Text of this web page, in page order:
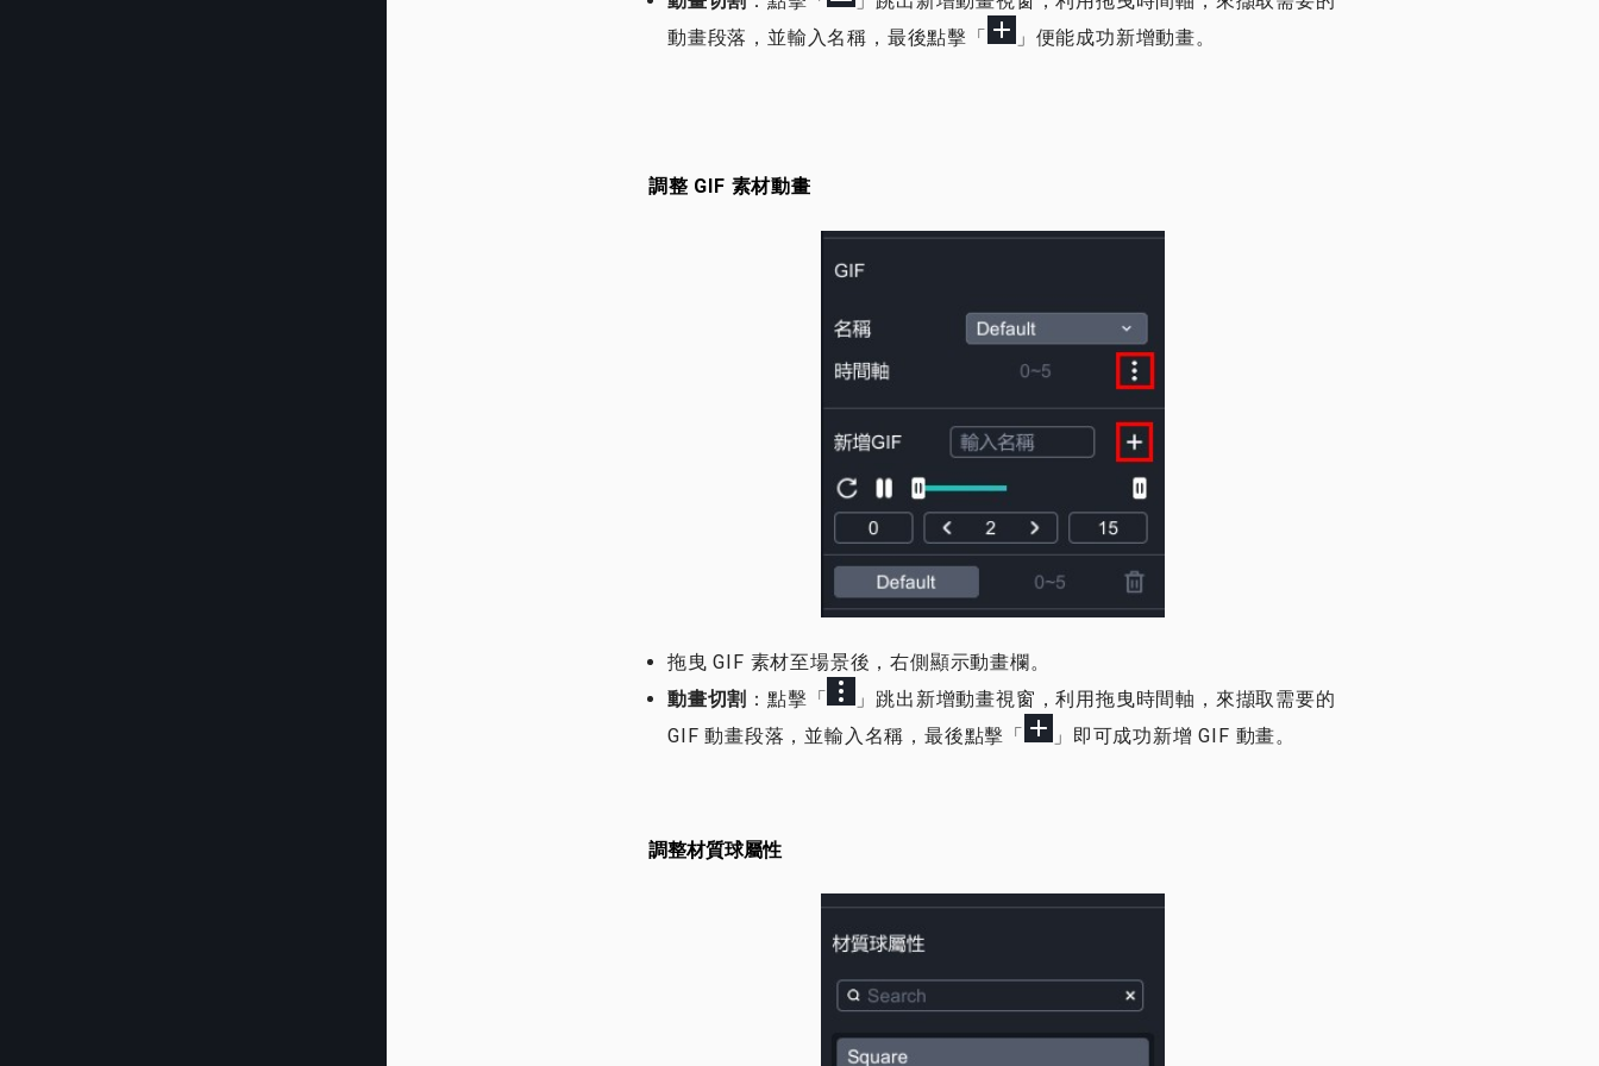
動畫段落，並輸入名稱，最後點擊「
」便能成功新增動畫。
調整 GIF 素材動畫
拖曳 GIF 素材至場景後，右側顯示動畫欄。
動畫切割 ：點擊「
」跳出新增動畫視窗，利用拖曳時間軸，來擷取需要的
GIF 動畫段落，並輸入名稱，最後點擊「
」即可成功新增 GIF 動畫。
調整材質球屬性